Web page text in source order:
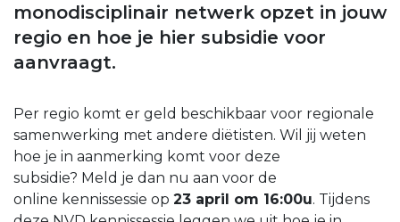
monodisciplinair netwerk opzet in jouw
regio en hoe je hier subsidie voor
aanvraagt.
Per regio komt er geld beschikbaar voor regionale
samenwerking met andere diëtisten. Wil jij weten
hoe je in aanmerking komt voor deze
subsidie? Meld je dan nu aan voor de
online kennissessie op 23 april om 16:00u. Tijdens